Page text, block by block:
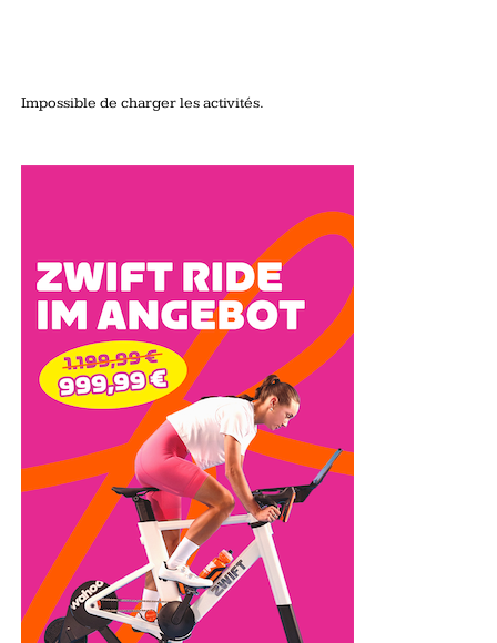
Impossible de charger les activités.